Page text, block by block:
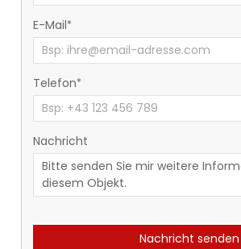
E-Mail
Telefon
Nachricht
Nachricht senden